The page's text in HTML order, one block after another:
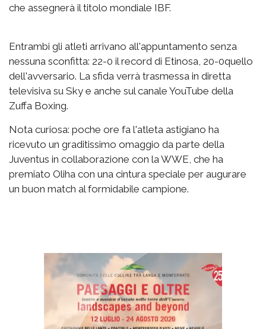
che assegnerà il titolo mondiale IBF.
Entrambi gli atleti arrivano all'appuntamento senza
nessuna sconfitta: 22-0 il record di Etinosa, 20-0quello
dell'avversario. La sfida verrà trasmessa in diretta
televisiva su Sky e anche sul canale YouTube della
Zuffa Boxing.
Nota curiosa: poche ore fa l'atleta astigiano ha
ricevuto un graditissimo omaggio da parte della
Juventus in collaborazione con la WWE, che ha
premiato Oliha con una cintura speciale per augurare
un buon match al formidabile campione.